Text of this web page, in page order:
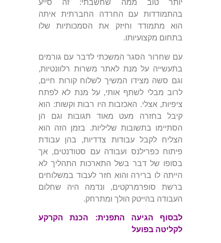
יותר טוב ממה שחשבתי: זה סייע
בהתמודדות עם החרדה החברתית איתה
הוא מתמודד וחיזק את הסמכותיות שלו
בתחום מקצועיותו.
עם שחרור הסגר המשכתי לדבר עם גורמים
בתעשייה על מנת לאתר משרות רלוונטיות,
וגם סשה מצידו המשיך לשלוח קורות חיים,
לרוב מבלי לשתף אותי, על מנת לא לפתח
ציפיות, אצלי. האכזבות היו רבות וקשות: הוא
קיבל בחזרה מעט מאוד תגובות וגם הן
הסתיימו בתשובות שליליות. בזמן הזה הוא
הצליח לקבל עבודות צדדיות, בהן עבודת
פיתוח כפרילנס ועבודה עם סטודנטים, אך
בסופו של דבר בשל התארכות התהליך לא
הייתה לו ברירה והוא חזר לעבוד במשלוחים
ברשת סופרמרקטים, ונדמה היה שחלום
העבודה בהייטק הולך ומתרחק.
לבסוף הגיעה התפנית: הכנת הקרקע
לקליטה בפועל